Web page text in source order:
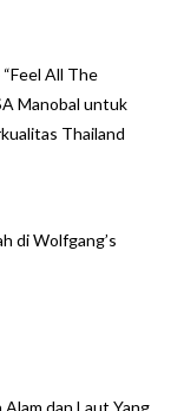
All The
Manobal untuk
Thailand
di Wolfgang’s